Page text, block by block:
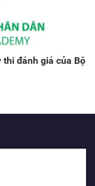
đánh giá của Bộ